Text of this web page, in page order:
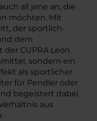
all jene an, die
möchten. Mit
der sportlich-
dem
CUPRA Leon
sondern ein
als sportlicher
für Pendler oder
begeistert dabei
aus